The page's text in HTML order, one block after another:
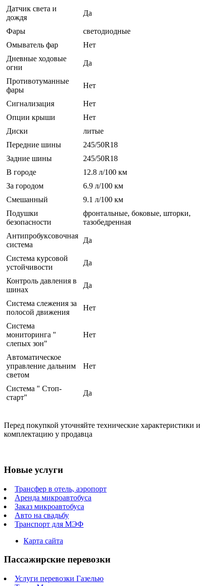
Датчик света и
дождя
Да
Фары
светодиодные
Омыватель фар
Нет
Дневные ходовые
огни
Да
Противотуманные
фары
Нет
Сигнализация
Нет
Опции крыши
Нет
Диски
литые
Передние шины
245/50R18
Задние шины
245/50R18
В городе
12.8 л/100 км
За городом
6.9 л/100 км
Смешанный
9.1 л/100 км
Подушки
безопасности
фронтальные, боковые, шторки,
тазобедренная
Антипробуксовочная
система
Да
Система курсовой
устойчивости
Да
Контроль давления в
шинах
Да
Система слежения за
полосой движения
Нет
Система
мониторинга "
слепых зон"
Нет
Автоматическое
управление дальним
светом
Нет
Система " Стоп-
старт"
Да
Перед покупкой уточняйте технические характеристики и
комплектацию у продавца
Новые услуги
Трансфер в отель, аэропорт
Аренда микроавтобуса
Заказ микроавтобуса
Авто на свадьбу
Транспорт для МЭФ
Карта сайта
Пассажирские перевозки
Услуги перевозки Газелью